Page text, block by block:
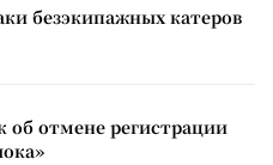
безэкипажных катеров
об отмене регистрации